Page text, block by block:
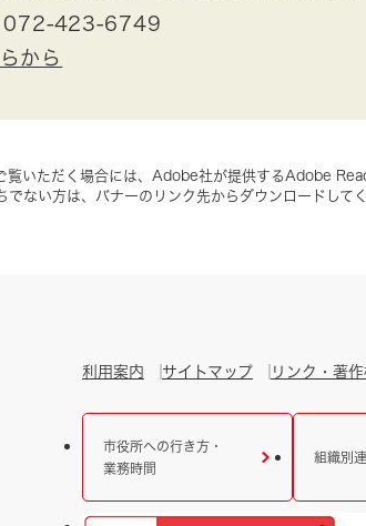
072-423-6749
から
覧いただく場合には、Adobe社が提供するAdobe
ない方は、バナーのリンク先からダウンロードしてく
利用案内 サイトマップ リンク・著
市役所への行き方・
業務時間
組織別